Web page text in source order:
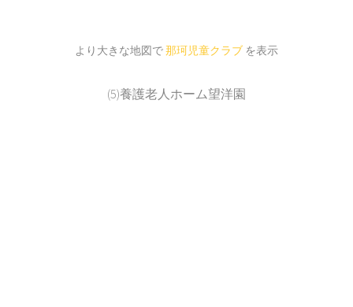
より大きな地図で那珂児童クラブ を表示
(5)養護老人ホーム望洋園